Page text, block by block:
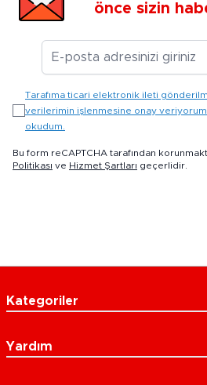
önce sizin
E-
Tarafıma ticari elektronik ileti
verilerimin işlenmesine onay
okudum.
Bu form reCAPTCHA tarafından
Politikası ve Hizmet Şartları geçerlidir.
Kategoriler
Yardım